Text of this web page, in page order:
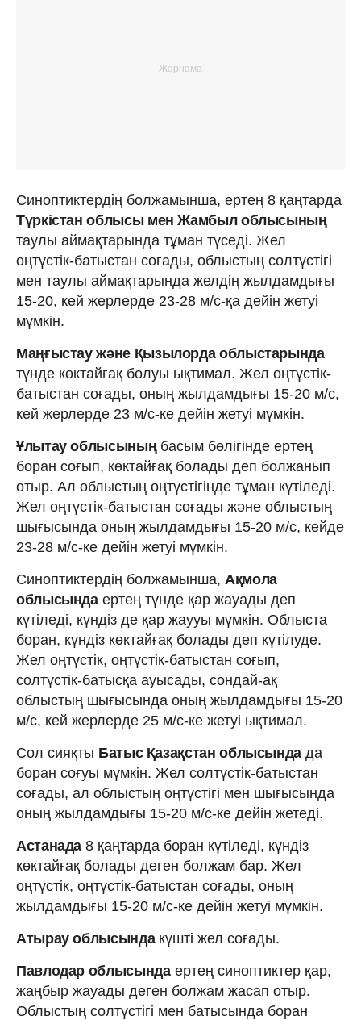
Синоптиктердің болжамынша, ертең 8 қаңтарда
Түркістан облысы мен Жамбыл облысының
таулы аймақтарында тұман түседі. Жел
оңтүстік-батыстан соғады, облыстың солтүстігі
мен таулы аймақтарында желдің жылдамдығы
15-20, кей жерлерде 23-28 м/с-қа дейін жетуі
мүмкін.
Маңғыстау және Қызылорда облыстарында
түнде көктайғақ болуы ықтимал. Жел оңтүстік-
батыстан соғады, оның жылдамдығы 15-20 м/с,
кей жерлерде 23 м/с-ке дейін жетуі мүмкін.
Ұлытау облысының басым бөлігінде ертең
боран соғып, көктайғақ болады деп болжанып
отыр. Ал облыстың оңтүстігінде тұман күтіледі.
Жел оңтүстік-батыстан соғады және облыстың
шығысында оның жылдамдығы 15-20 м/с, кейде
23-28 м/с-ке дейін жетуі мүмкін.
Синоптиктердің болжамынша, Ақмола
облысындаертең түнде қар жауады деп
күтіледі, күндіз де қар жаууы мүмкін. Облыста
боран, күндіз көктайғақ болады деп күтілуде.
Жел оңтүстік, оңтүстік-батыстан соғып,
солтүстік-батысқа ауысады, сондай-ақ
облыстың шығысында оның жылдамдығы 15-20
м/с, кей жерлерде 25 м/с-ке жетуі ықтимал.
Сол сияқты Батыс Қазақстан облысында да
боран соғуы мүмкін. Жел солтүстік-батыстан
соғады, ал облыстың оңтүстігі мен шығысында
оның жылдамдығы 15-20 м/с-ке дейін жетеді.
Астанада 8 қаңтарда боран күтіледі, күндіз
көктайғақ болады деген болжам бар. Жел
оңтүстік, оңтүстік-батыстан соғады, оның
жылдамдығы 15-20 м/с-ке дейін жетуі мүмкін.
Атырау облысындакүшті жел соғады.
Павлодар облысындаертең синоптиктер қар,
жаңбыр жауады деген болжам жасап отыр.
Облыстың солтүстігі мен батысында боран